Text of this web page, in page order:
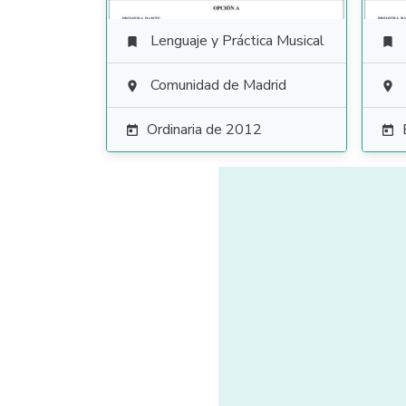
 Lenguaje y Práctica Musical
 Comunidad de Madrid
 Ordinaria de 2012


